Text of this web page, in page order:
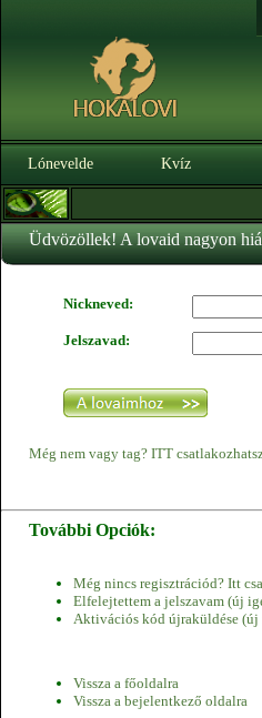
Lónevelde Kvíz
Üdvözöllek! A lovaid nagyon
Nickneved:
Jelszavad:
Még nem vagy tag? ITT
További Opciók:
Még nincs regisztrációd? Itt
Elfelejtettem a jelszavam (új
Aktivációs kód újraküldése (új
Vissza a főoldalra
Vissza a bejelentkező oldalra